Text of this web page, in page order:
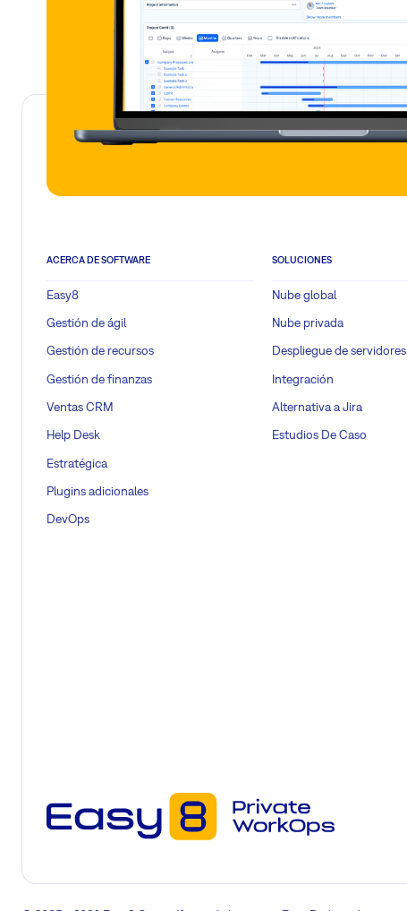
ACERCA DE SOFTWARE
Easy8
Gestión de ágil
Gestión de recursos
Gestión de finanzas
Ventas CRM
Help Desk
Estratégica
Plugins adicionales
DevOps
SOLUCIONES
Nube global
Nube privada
Despliegue de servidores
Integración
Alternativa a Jira
Estudios De Caso